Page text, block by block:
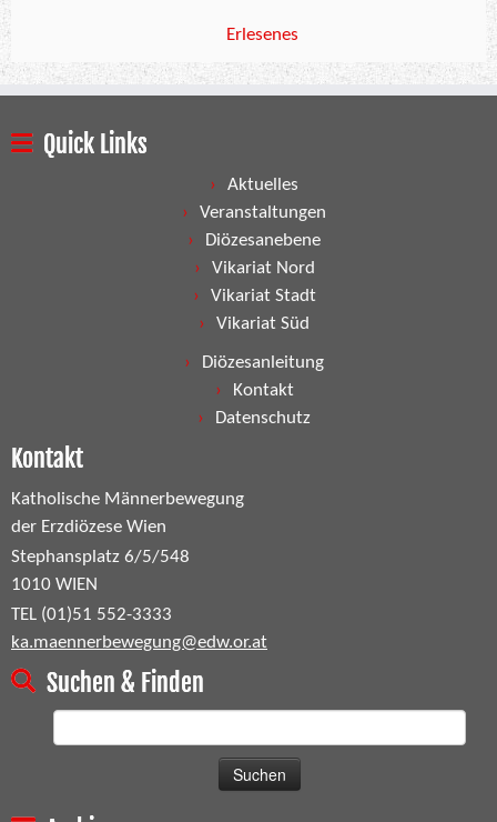
Erlesenes
Quick Links
Aktuelles
Veranstaltungen
Diözesanebene
Vikariat Nord
Vikariat Stadt
Vikariat Süd
Diözesanleitung
Kontakt
Datenschutz
Kontakt
Katholische Männerbewegung
der Erzdiözese Wien
Stephansplatz 6/5/548
1010 WIEN
TEL (01)51 552-3333
ka.maennerbewegung@edw.or.at
Suchen & Finden